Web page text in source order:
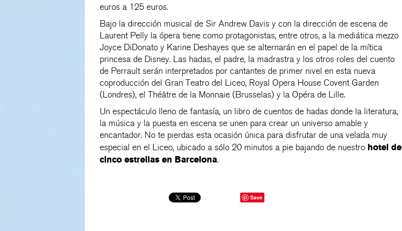
euros a 125 euros.
Bajo la dirección musical de Sir Andrew Davis y con la dirección de escena de
Laurent Pelly la ópera tiene como protagonistas, entre otros, a la mediática mezzo
Joyce DiDonato y Karine Deshayes que se alternarán en el papel de la mítica
princesa de Disney. Las hadas, el padre, la madrastra y los otros roles del cuento
de Perrault serán interpretados por cantantes de primer nivel en esta nueva
coproducción del Gran Teatro del Liceo, Royal Opera House Covent Garden
(Londres), el Théâtre de la Monnaie (Brusselas) y la Opéra de Lille.
Un espectáculo lleno de fantasía, un libro de cuentos de hadas donde la literatura,
la música y la puesta en escena se unen para crear un universo amable y
encantador. No te pierdas esta ocasión única para disfrutar de una velada muy
especial en el Liceo, ubicado a sólo 20 minutos a pie bajando de nuestro hotel de
cinco estrellas en Barcelona.
Save